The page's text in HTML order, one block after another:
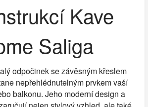
Kave
Saliga
odpočinek se závěsným křeslem
nepřehlédnutelným prvkem vaší
balkonu. Jeho moderní design a